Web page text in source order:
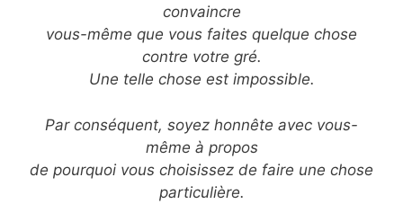
convaincre
vous-même que vous faites quelque chose
contre votre gré.
Une telle chose est impossible.
Par conséquent, soyez honnête avec vous-
même à propos
de pourquoi vous choisissez de faire une chose
particulière.